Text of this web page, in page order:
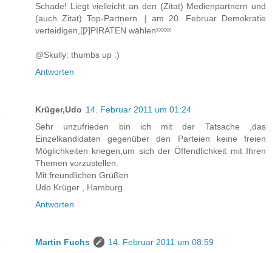
Schade! Liegt vielleicht an den (Zitat) Medienpartnern und
(auch Zitat) Top-Partnern. | am 20. Februar Demokratie
verteidigen,[Ƿ]PIRATEN wählenˣˣˣˣˣ
@Skully: thumbs up :)
Antworten
Krüger,Udo 14. Februar 2011 um 01:24
Sehr unzufrieden bin ich mit der Tatsache ,das
Einzelkandidaten gegenüber den Parteien keine freien
Möglichkeiten kriegen,um sich der Öffendlichkeit mit Ihren
Themen vorzustellen.
Mit freundlichen Grüßen
Udo Krüger , Hamburg
Antworten
Martin Fuchs
14. Februar 2011 um 08:59